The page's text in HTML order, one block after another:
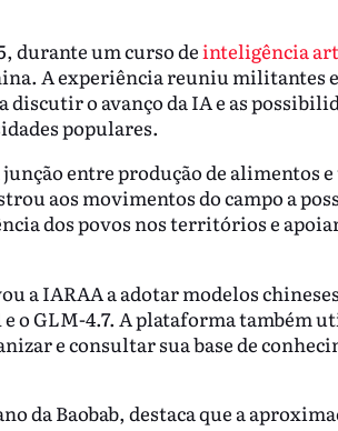
durante um curso de inteligência
A experiência reuniu militantes e
o avanço da IA e as
populares.
entre produção de alimentos
aos movimentos do campo a
dos povos nos territórios e
a IARAA a adotar modelos
o GLM-4.7. A plataforma também
e consultar sua base de
da Baobab, destaca que a